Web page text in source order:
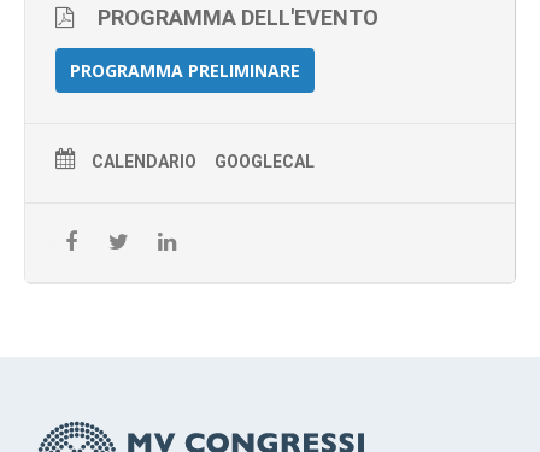
PROGRAMMA DELL'EVENTO
PROGRAMMA PRELIMINARE
CALENDARIO GOOGLECAL